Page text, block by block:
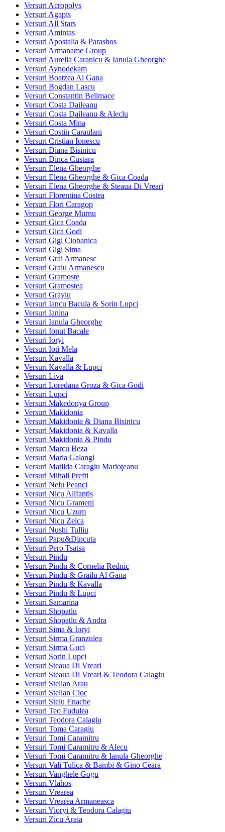
Versuri Acropolys
Versuri Agapis
Versuri All Stars
Versuri Amintas
Versuri Apostalia & Parashos
Versuri Armaname Group
Versuri Aurelia Caranicu & Ianula Gheorghe
Versuri Aynodekam
Versuri Boatzea Al Gana
Versuri Bogdan Lascu
Versuri Constantin Belimace
Versuri Costa Daileanu
Versuri Costa Daileanu & Aleclu
Versuri Costa Mina
Versuri Costin Caraulani
Versuri Cristian Ionescu
Versuri Diana Bisinicu
Versuri Dinca Custara
Versuri Elena Gheorghe
Versuri Elena Gheorghe & Gica Coada
Versuri Elena Gheorghe & Steaua Di Vreari
Versuri Florentina Costea
Versuri Flori Caragop
Versuri George Murnu
Versuri Gica Coada
Versuri Gica Godi
Versuri Gigi Ciobanica
Versuri Gigi Sima
Versuri Grai Armanesc
Versuri Graiu Armanescu
Versuri Gramoste
Versuri Gramostea
Versuri Graylu
Versuri Iancu Bacula & Sorin Lupci
Versuri Ianina
Versuri Ianula Gheorghe
Versuri Ionut Bacale
Versuri Ioryi
Versuri Ioti Mela
Versuri Kavalla
Versuri Kavalla & Lupci
Versuri Liva
Versuri Loredana Groza & Gica Godi
Versuri Lupci
Versuri Makedonya Group
Versuri Makidonia
Versuri Makidonia & Diana Bisinicu
Versuri Makidonia & Kavalla
Versuri Makidonia & Pindu
Versuri Marcu Beza
Versuri Maria Galangi
Versuri Matilda Caragiu Marioţeanu
Versuri Mihali Prefti
Versuri Nelu Peanci
Versuri Nicu Alifantis
Versuri Nicu Grameni
Versuri Nicu Uzum
Versuri Nicu Zelca
Versuri Nushi Tulliu
Versuri Papu&Dincuta
Versuri Pero Tsatsa
Versuri Pindu
Versuri Pindu & Cornelia Rednic
Versuri Pindu & Grailu Al Gana
Versuri Pindu & Kavalla
Versuri Pindu & Lupci
Versuri Samarina
Versuri Shopatlu
Versuri Shopatlu & Andra
Versuri Sima & Ioryi
Versuri Sirma Granzulea
Versuri Sirma Guci
Versuri Sorin Lupci
Versuri Steaua Di Vreari
Versuri Steaua Di Vreari & Teodora Calagiu
Versuri Stelian Arau
Versuri Stelian Cioc
Versuri Stelu Enache
Versuri Teo Fudulea
Versuri Teodora Calagiu
Versuri Toma Caragiu
Versuri Tomi Caramitru
Versuri Tomi Caramitru & Alecu
Versuri Tomi Caramitru & Ianula Gheorghe
Versuri Vali Tulica & Bambi & Gino Ceara
Versuri Vanghele Gogu
Versuri Vlahos
Versuri Vrearea
Versuri Vrearea Armaneasca
Versuri Yioryi & Teodora Calagiu
Versuri Zicu Araia